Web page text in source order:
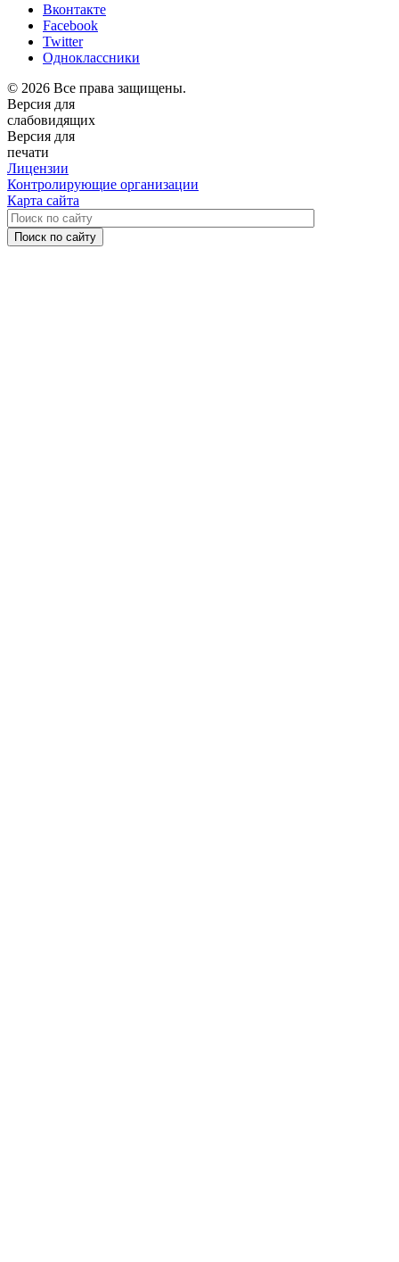
Вконтакте
Facebook
Twitter
Одноклассники
© 2026 Все права защищены.
Версия для
слабовидящих
Версия для
печати
Лицензии
Контролирующие организации
Карта сайта
Поиск по сайту